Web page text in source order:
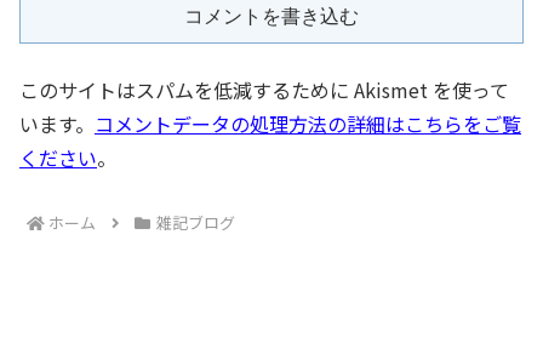
コメントを書き込む
このサイトはスパムを低減するために Akismet を使って
います。 コメントデータの処理方法の詳細はこちらをご覧
ください。
ホーム 雑記ブログ